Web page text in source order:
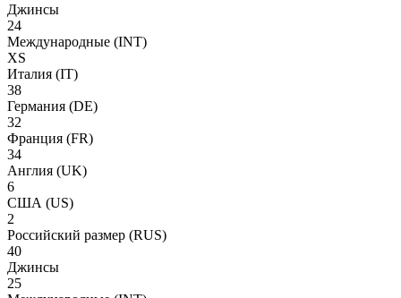
Джинсы
24
Международные (INT)
XS
Италия (IT)
38
Германия (DE)
32
Франция (FR)
34
Англия (UK)
6
США (US)
2
Российский размер (RUS)
40
Джинсы
25